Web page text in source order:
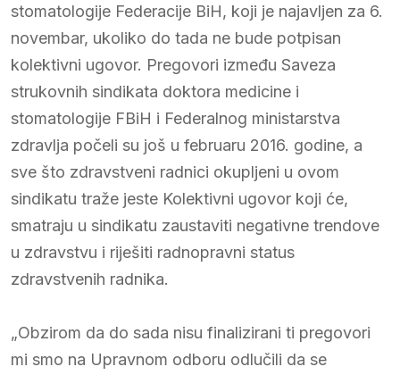
stomatologije Federacije BiH, koji je najavljen za 6.
novembar, ukoliko do tada ne bude potpisan
kolektivni ugovor. Pregovori između Saveza
strukovnih sindikata doktora medicine i
stomatologije FBiH i Federalnog ministarstva
zdravlja počeli su još u februaru 2016. godine, a
sve što zdravstveni radnici okupljeni u ovom
sindikatu traže jeste Kolektivni ugovor koji će,
smatraju u sindikatu zaustaviti negativne trendove
u zdravstvu i riješiti radnopravni status
zdravstvenih radnika.
„Obzirom da do sada nisu finalizirani ti pregovori
mi smo na Upravnom odboru odlučili da se